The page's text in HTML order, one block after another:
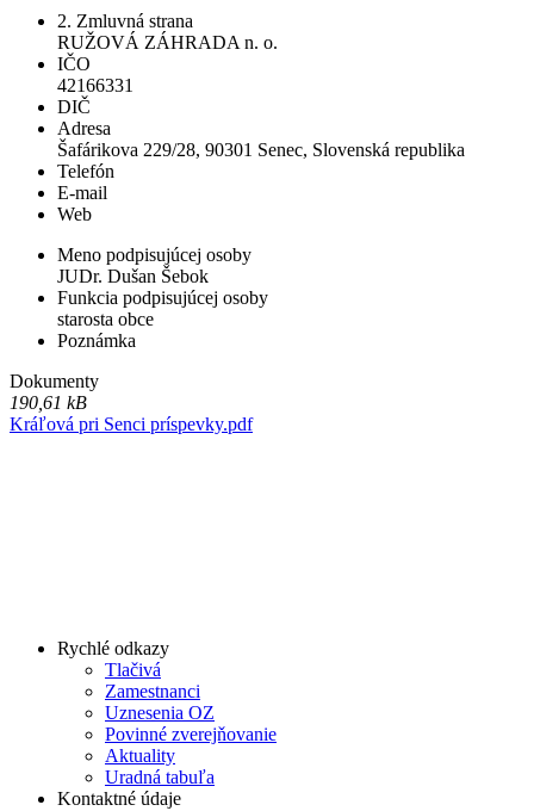
2. Zmluvná strana
RUŽOVÁ ZÁHRADA n. o.
IČO
42166331
DIČ
Adresa
Šafárikova 229/28, 90301 Senec, Slovenská republika
Telefón
E-mail
Web
Meno podpisujúcej osoby
JUDr. Dušan Šebok
Funkcia podpisujúcej osoby
starosta obce
Poznámka
Dokumenty
190,61 kB
Kráľová pri Senci príspevky.pdf
Rychlé odkazy
Tlačivá
Zamestnanci
Uznesenia OZ
Povinné zverejňovanie
Aktuality
Uradná tabuľa
Kontaktné údaje